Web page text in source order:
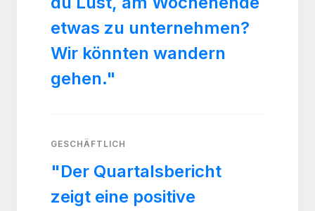
etwas zu unternehmen?
Wir könnten wandern
gehen."
GESCHÄFTLICH
"Der Quartalsbericht
zeigt eine positive